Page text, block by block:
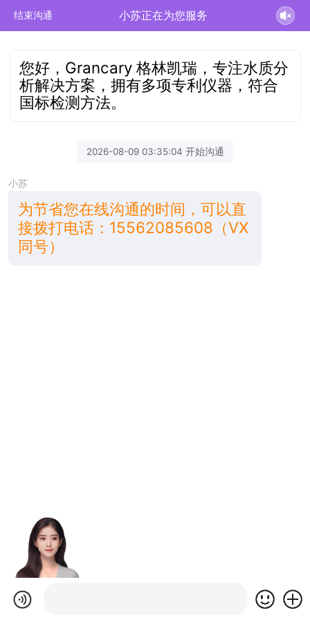
结束沟通 小苏正在为您服务
您好，Grancary 格林凯瑞，专注水质分
析解决方案，拥有多项专利仪器，符合
国标检测方法。
2026-08-09 03:35:04 开始沟通
小苏
为节省您在线沟通的时间，可以直
接拨打电话：15562085608（VX
同号）